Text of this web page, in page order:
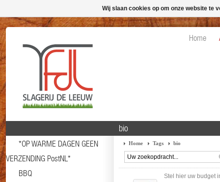
Home
*OP WARME DAGEN GEEN
VERZENDING PostNL*
BBQ
bio
Home Tags bio
Stel hier uw budget
Wij slaan cookies op om onze website te